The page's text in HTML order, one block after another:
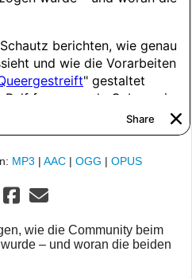
MP3 | AAC | OGG | OPUS
wie die Community beim
– und woran die beiden